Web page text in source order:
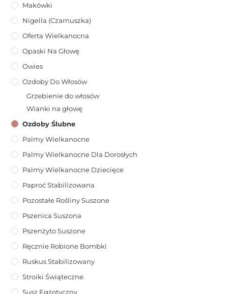
Makówki
Nigella (Czarnuszka)
Oferta Wielkanocna
Opaski Na Głowę
Owies
Ozdoby Do Włosów
Grzebienie do włosów
Wianki na głowę
Ozdoby Ślubne
Palmy Wielkanocne
Palmy Wielkanocne Dla Dorosłych
Palmy Wielkanocne Dziecięce
Paproć Stabilizowana
Pozostałe Rośliny Suszone
Pszenica Suszona
Pszenżyto Suszone
Ręcznie Robione Bombki
Ruskus Stabilizowany
Stroiki Świąteczne
Susz Egzotyczny